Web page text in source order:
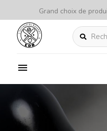
Grand choix de
Rechercher